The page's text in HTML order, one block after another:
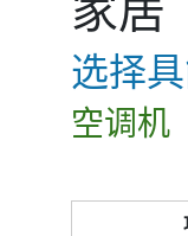
家居
选择
空调机